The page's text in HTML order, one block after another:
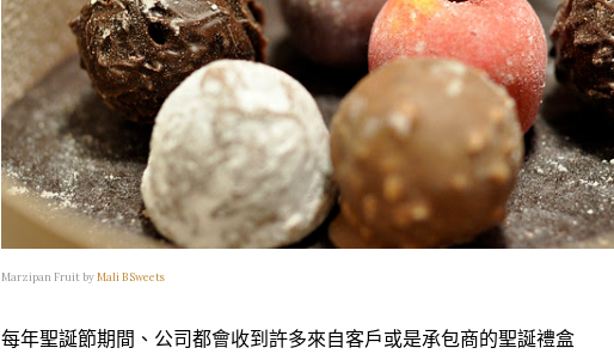
Marzipan Fruit byMali B Sweets
每年聖誕節期間、公司都會收到許多來自客戶或是承包商的聖誕禮盒